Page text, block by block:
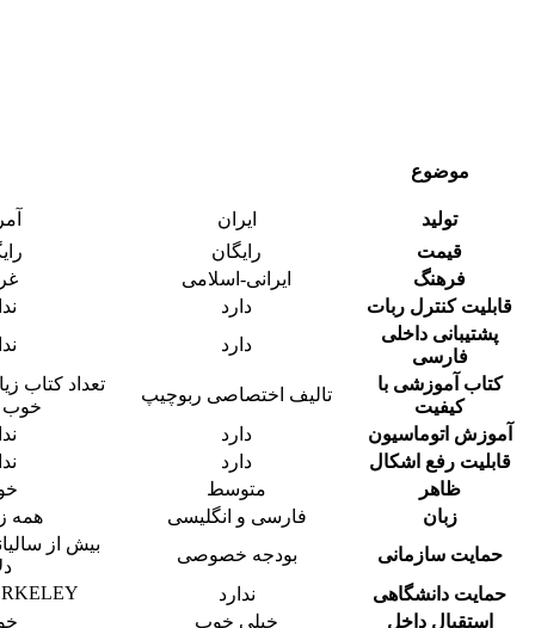
موضوع
تولید ایران
قیمت
رایگان
فرهنگ
ایرانی-اسلامی
قابلیت کنترل ربات
دارد
پشتیبانی داخلی
فارسی
دارد
کتاب آموزشی با
کیفیت
تالیف اختصاصی ربوچیپ
تعداد کتاب
خوب
آموزش اتوماسیون
دارد
قابلیت رفع اشکال
دارد
ظاهر
متوسط
زبان
فارسی و انگلیسی
همه
حمایت سازمانی
بودجه خصوصی
حمایت دانشگاهی
ندارد
استقبال داخل
خیلی خوب